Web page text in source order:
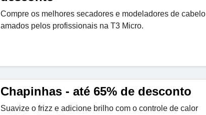
Compre os melhores secadores e modeladores de cabelo
amados pelos profissionais na T3 Micro.
Chapinhas - até 65% de desconto
Suavize o frizz e adicione brilho com o controle de calor